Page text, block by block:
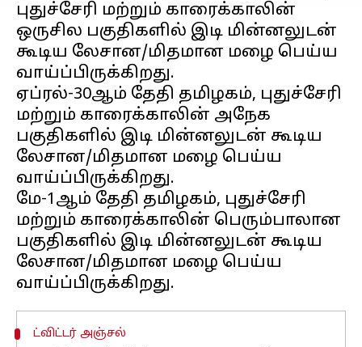
புதுச்சேரி மற்றும் காரைக்காலின்
ஒருசில பகுதிகளில் இடி மின்னலுடன்
கூடிய லேசான/மிதமான மழை பெய்ய
வாய்ப்பிருக்கிறது.
ஏப்ரல்-30ஆம் தேதி தமிழகம், புதுச்சேரி
மற்றும் காரைக்காலின் அநேக
பகுதிகளில் இடி மின்னலுடன் கூடிய
லேசான/மிதமான மழை பெய்ய
வாய்ப்பிருக்கிறது.
மே-1ஆம் தேதி தமிழகம், புதுச்சேரி
மற்றும் காரைக்காலின் பெரும்பாலான
பகுதிகளில் இடி மின்னலுடன் கூடிய
லேசான/மிதமான மழை பெய்ய
ட்விட்டர் அஞ்சல்